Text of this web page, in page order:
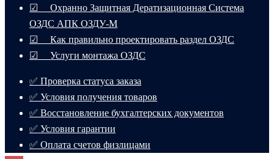
☑ Охранно Защитная Дератизационная Система
ОЗДС АПК ОЗДУ-М
☑ Как правильно проектировать раздел ОЗДС
☑ Услуги монтажа ОЗДС
✅ Проверка статуса заказа
✅ Условия получения товаров
✅ Восстановление бухгалтерских документов
✅ Условия гарантии
✅ Оплата счетов физлицами